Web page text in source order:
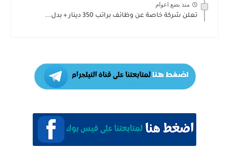
منذ بضع اعوام
تعلن شركة خاصة عن وظائف براتب 350 دينار + بدل...